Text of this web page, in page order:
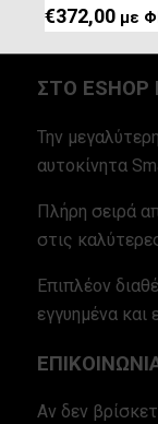
€372,00 με
ΣΤΟ
Την
αυτοκίνητα
Πλήρη σειρά
στις
Επιπλέον
εγγυημένα και
Αν δεν